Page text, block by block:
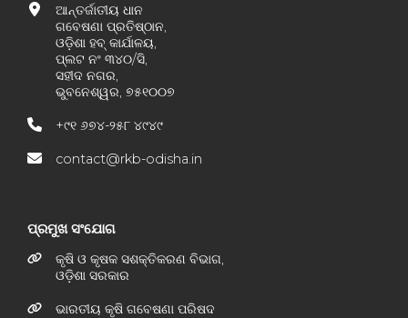
ଆନ୍ତର୍ଜାତୀୟ ଧାନ
ଗବେଷଣା ପ୍ରତିଷ୍ଠାନ,
ଓଡ଼ିଶା ହବ୍ କାର୍ଯାଳୟ,
ପ୍ଲଟ ନଂ ୩୪୦/ସି,
ସହୀଦ ନଗର,
ଭୁବନେଶ୍ୱର, ୭୫୧୦୦୭
+୯୧ ୬୭୪-୨୫୮ ୪୯୪୯
contact@rkb-odisha.in
ପ୍ରମୁଖ ସଂଯୋଗ
କୃଷି ଓ କୃଷକ ସଶକ୍ତିକରଣ ବିଭାଗ,
ଓଡ଼ିଶା ସରକାର
ଭାରତୀୟ କୃଷି ଗବେଷଣା ପରିଷଦ